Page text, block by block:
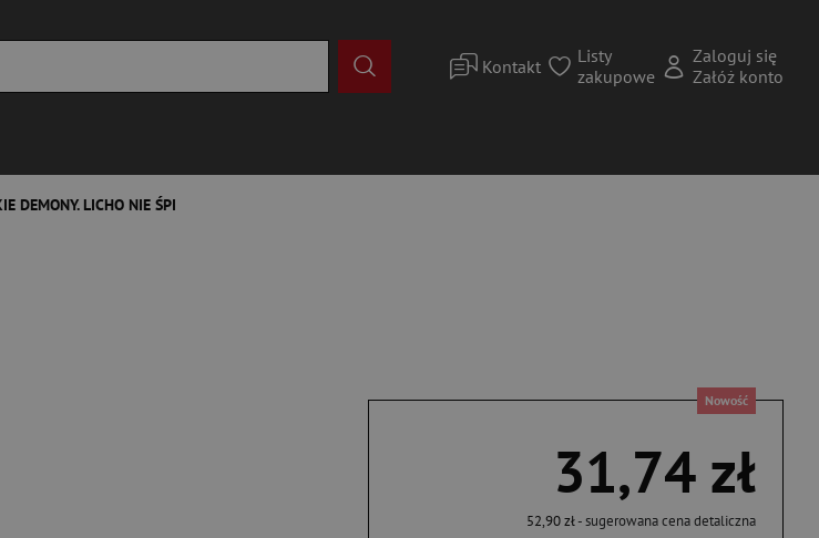
Kontakt
Listy
zakupowe
Zaloguj się
Załóż konto
DEMONY. LICHO NIE ŚPI
Nowość
31,74 zł
52,90 zł- sugerowana cena detaliczna